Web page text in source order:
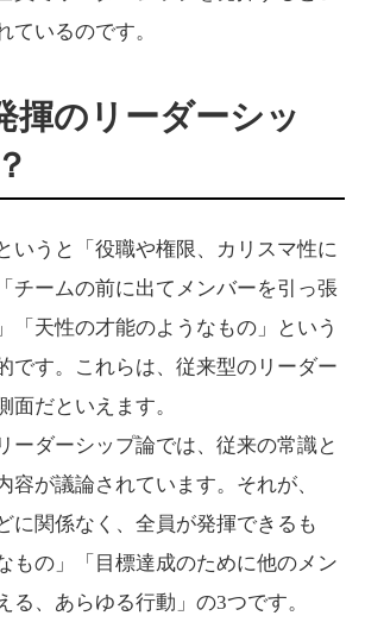
ているのです。
揮のリーダーシッ
いうと「役職や権限、カリスマ性に
チームの前に出てメンバーを引っ張
「天性の才能のようなもの」という
です。これらは、従来型のリーダー
面だといえます。
ーダーシップ論では、従来の常識と
容が議論されています。それが、
に関係なく、全員が発揮できるも
もの」「目標達成のために他のメン
る、あらゆる行動」の3つです。